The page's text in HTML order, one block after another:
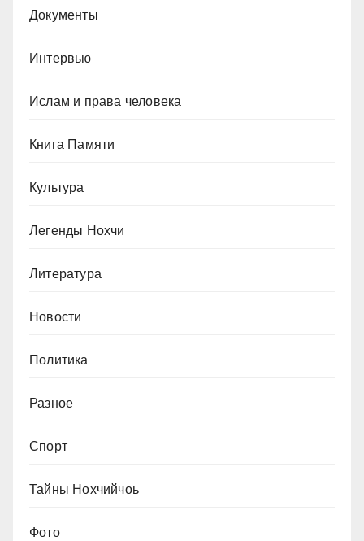
Документы
Интервью
Ислам и права человека
Книга Памяти
Культура
Легенды Нохчи
Литература
Новости
Политика
Разное
Спорт
Тайны Нохчийчоь
Фото